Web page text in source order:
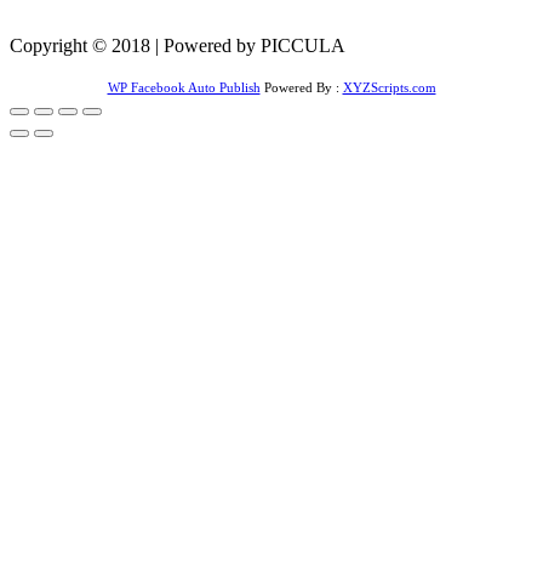
Copyright © 2018 | Powered by PICCULA
WP Facebook Auto Publish Powered By : XYZScripts.com